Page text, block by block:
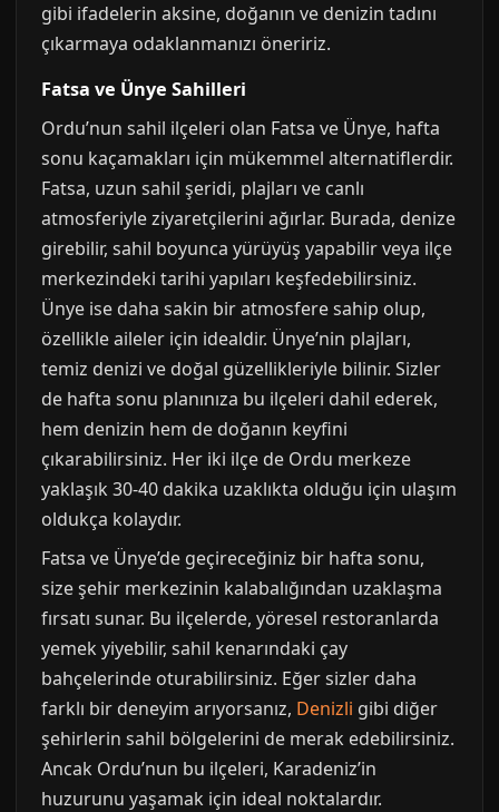
gibi ifadelerin aksine, doğanın ve denizin tadını
çıkarmaya odaklanmanızı öneririz.
Fatsa ve Ünye Sahilleri
Ordu’nun sahil ilçeleri olan Fatsa ve Ünye, hafta
sonu kaçamakları için mükemmel alternatiflerdir.
Fatsa, uzun sahil şeridi, plajları ve canlı
atmosferiyle ziyaretçilerini ağırlar. Burada, denize
girebilir, sahil boyunca yürüyüş yapabilir veya ilçe
merkezindeki tarihi yapıları keşfedebilirsiniz.
Ünye ise daha sakin bir atmosfere sahip olup,
özellikle aileler için idealdir. Ünye’nin plajları,
temiz denizi ve doğal güzellikleriyle bilinir. Sizler
de hafta sonu planınıza bu ilçeleri dahil ederek,
hem denizin hem de doğanın keyfini
çıkarabilirsiniz. Her iki ilçe de Ordu merkeze
yaklaşık 30-40 dakika uzaklıkta olduğu için ulaşım
oldukça kolaydır.
Fatsa ve Ünye’de geçireceğiniz bir hafta sonu,
size şehir merkezinin kalabalığından uzaklaşma
fırsatı sunar. Bu ilçelerde, yöresel restoranlarda
yemek yiyebilir, sahil kenarındaki çay
bahçelerinde oturabilirsiniz. Eğer sizler daha
farklı bir deneyim arıyorsanız, Denizli gibi diğer
şehirlerin sahil bölgelerini de merak edebilirsiniz.
Ancak Ordu’nun bu ilçeleri, Karadeniz’in
huzurunu yaşamak için ideal noktalardır.